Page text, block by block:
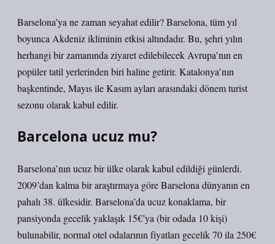
Barselona’ya ne zaman seyahat edilir? Barselona, ​​tüm yıl
boyunca Akdeniz ikliminin etkisi altındadır. Bu, şehri yılın
herhangi bir zamanında ziyaret edilebilecek Avrupa’nın en
popüler tatil yerlerinden biri haline getirir. Katalonya’nın
başkentinde, Mayıs ile Kasım ayları arasındaki dönem turist
sezonu olarak kabul edilir.
Barcelona ucuz mu?
Barselona’nın ucuz bir ülke olarak kabul edildiği günlerdi.
2009’dan kalma bir araştırmaya göre Barselona dünyanın en
pahalı 38. ülkesidir. Barselona’da ucuz konaklama, bir
pansiyonda gecelik yaklaşık 15€’ya (bir odada 10 kişi)
bulunabilir, normal otel odalarının fiyatları gecelik 70 ila 250€